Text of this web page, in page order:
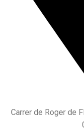
Carrer de Roger de